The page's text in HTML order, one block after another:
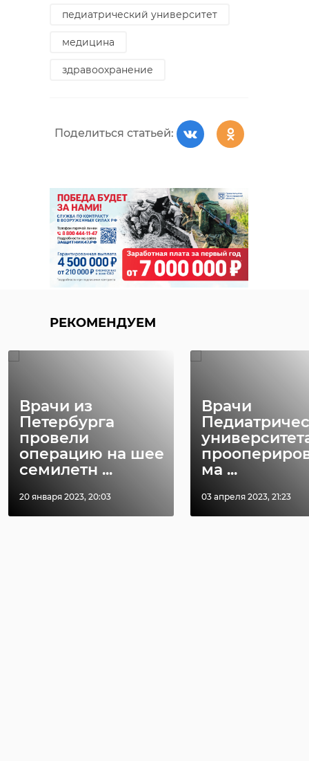
педиатрический университет
медицина
здравоохранение
Поделиться статьей:
РЕКОМЕНДУЕМ
Врачи из
Петербурга
провели
операцию на шее
семилетн ...
20 января 2023, 20:03
Врачи
ма ...
03 апреля 2023, 21:23